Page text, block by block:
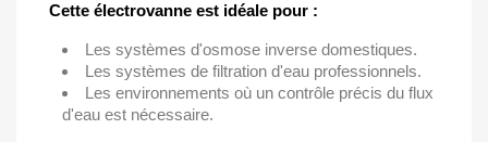
Cette électrovanne est idéale pour :
Les systèmes d'osmose inverse domestiques.
Les systèmes de filtration d'eau professionnels.
Les environnements où un contrôle précis du flux
d'eau est nécessaire.